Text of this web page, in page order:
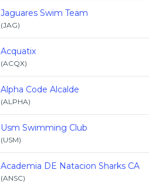
Jaguares Swim Team
(JAG)
Acquatix
(ACQX)
Alpha Code Alcalde
(ALPHA)
Usm Swimming Club
(USM)
Academia DE Natacion Sharks CA
(ANSC)